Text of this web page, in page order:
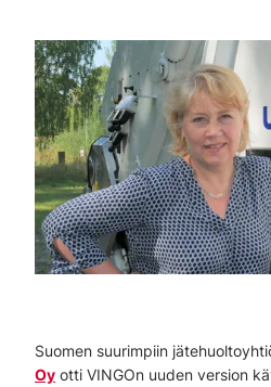
Suomen suurimpiin
Oy otti VINGOn uuden version